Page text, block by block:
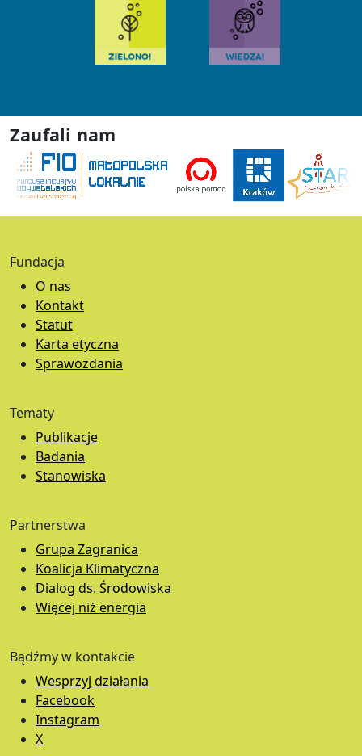
Zaufali nam
Fundacja
O nas
Kontakt
Statut
Karta etyczna
Sprawozdania
Tematy
Publikacje
Badania
Stanowiska
Partnerstwa
Grupa Zagranica
Koalicja Klimatyczna
Dialog ds. Środowiska
Więcej niż energia
Bądźmy w kontakcie
Wesprzyj działania
Facebook
Instagram
X